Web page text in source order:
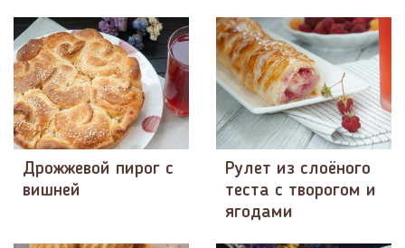
Дрожжевой пирог с
вишней
Рулет из слоёного
теста с творогом и
ягодами